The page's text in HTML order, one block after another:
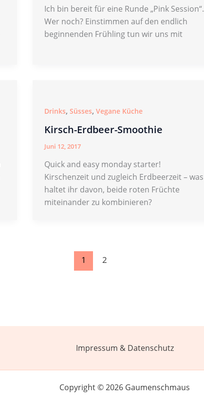
Ich bin bereit für eine Runde „Pink Session“.
Wer noch? Einstimmen auf den endlich
beginnenden Frühling tun wir uns mit
Drinks, Süsses, Vegane Küche
Kirsch-Erdbeer-Smoothie
Juni 12, 2017
Quick and easy monday starter!
Kirschenzeit und zugleich Erdbeerzeit – was
haltet ihr davon, beide roten Früchte
miteinander zu kombinieren?
1 2
Impressum & Datenschutz
Copyright © 2026 Gaumenschmaus